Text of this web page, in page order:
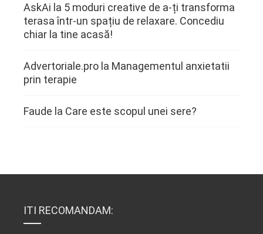
AskAi la 5 moduri creative de a-ți transforma
terasa într-un spațiu de relaxare. Concediu
chiar la tine acasă!
Advertoriale.pro la Managementul anxietatii
prin terapie
Faude la Care este scopul unei sere?
ITI RECOMANDAM: